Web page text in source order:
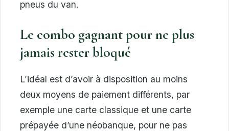
pneus du van.
Le combo gagnant pour ne plus
jamais rester bloqué
L’idéal est d’avoir à disposition au moins
deux moyens de paiement différents, par
exemple une carte classique et une carte
prépayée d’une néobanque, pour ne pas